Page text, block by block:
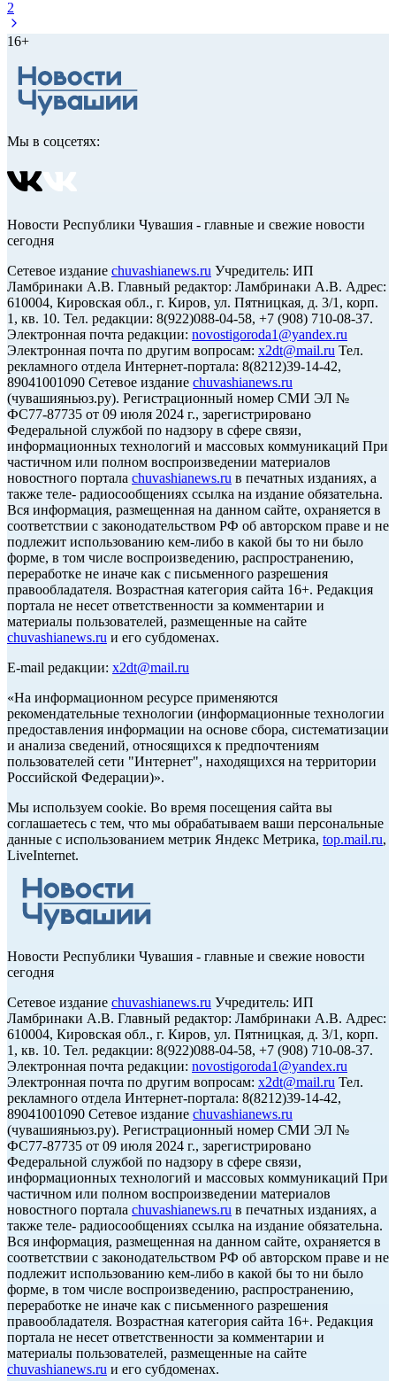
2
16+
Мы в соцсетях:
Новости Республики Чувашия - главные и свежие новости
сегодня
Сетевое издание chuvashianews.ru Учредитель: ИП
Ламбринаки А.В. Главный редактор: Ламбринаки А.В. Адрес:
610004, Кировская обл., г. Киров, ул. Пятницкая, д. 3/1, корп.
1, кв. 10. Тел. редакции: 8(922)088-04-58, +7 (908) 710-08-37.
Электронная почта редакции: novostigoroda1@yandex.ru
Электронная почта по другим вопросам: x2dt@mail.ru Тел.
рекламного отдела Интернет-портала: 8(8212)39-14-42,
89041001090 Сетевое издание chuvashianews.ru
(чувашияньюз.ру). Регистрационный номер СМИ ЭЛ №
ФС77-87735 от 09 июля 2024 г., зарегистрировано
Федеральной службой по надзору в сфере связи,
информационных технологий и массовых коммуникаций При
частичном или полном воспроизведении материалов
новостного портала chuvashianews.ru в печатных изданиях, а
также теле- радиосообщениях ссылка на издание обязательна.
Вся информация, размещенная на данном сайте, охраняется в
соответствии с законодательством РФ об авторском праве и не
подлежит использованию кем-либо в какой бы то ни было
форме, в том числе воспроизведению, распространению,
переработке не иначе как с письменного разрешения
правообладателя. Возрастная категория сайта 16+. Редакция
портала не несет ответственности за комментарии и
материалы пользователей, размещенные на сайте
chuvashianews.ru и его субдоменах.
E-mail редакции: x2dt@mail.ru
«На информационном ресурсе применяются
рекомендательные технологии (информационные технологии
предоставления информации на основе сбора, систематизации
и анализа сведений, относящихся к предпочтениям
пользователей сети "Интернет", находящихся на территории
Российской Федерации)».
Мы используем cookie. Во время посещения сайта вы
соглашаетесь с тем, что мы обрабатываем ваши персональные
данные с использованием метрик Яндекс Метрика, top.mail.ru,
LiveInternet.
Новости Республики Чувашия - главные и свежие новости
сегодня
Сетевое издание chuvashianews.ru Учредитель: ИП
Ламбринаки А.В. Главный редактор: Ламбринаки А.В. Адрес:
610004, Кировская обл., г. Киров, ул. Пятницкая, д. 3/1, корп.
1, кв. 10. Тел. редакции: 8(922)088-04-58, +7 (908) 710-08-37.
Электронная почта редакции: novostigoroda1@yandex.ru
Электронная почта по другим вопросам: x2dt@mail.ru Тел.
рекламного отдела Интернет-портала: 8(8212)39-14-42,
89041001090 Сетевое издание chuvashianews.ru
(чувашияньюз.ру). Регистрационный номер СМИ ЭЛ №
ФС77-87735 от 09 июля 2024 г., зарегистрировано
Федеральной службой по надзору в сфере связи,
информационных технологий и массовых коммуникаций При
частичном или полном воспроизведении материалов
новостного портала chuvashianews.ru в печатных изданиях, а
также теле- радиосообщениях ссылка на издание обязательна.
Вся информация, размещенная на данном сайте, охраняется в
соответствии с законодательством РФ об авторском праве и не
подлежит использованию кем-либо в какой бы то ни было
форме, в том числе воспроизведению, распространению,
переработке не иначе как с письменного разрешения
правообладателя. Возрастная категория сайта 16+. Редакция
портала не несет ответственности за комментарии и
материалы пользователей, размещенные на сайте
chuvashianews.ru и его субдоменах.